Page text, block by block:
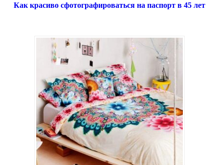
Как красиво сфотографироваться на паспорт в 45 лет